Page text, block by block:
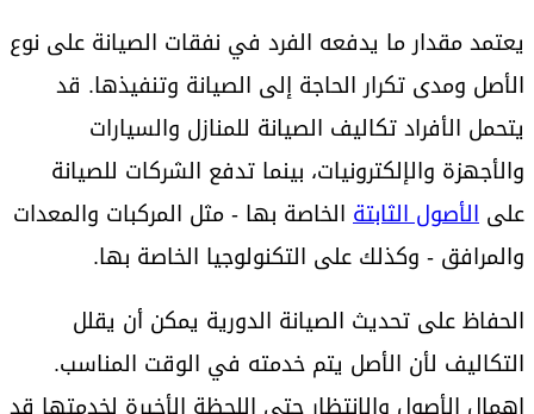
يعتمد مقدار ما يدفعه الفرد في نفقات الصيانة على نوع
الأصل ومدى تكرار الحاجة إلى الصيانة وتنفيذها. قد
يتحمل الأفراد تكاليف الصيانة للمنازل والسيارات
والأجهزة والإلكترونيات، بينما تدفع الشركات للصيانة
على الأصول الثابتة الخاصة بها - مثل المركبات والمعدات
والمرافق - وكذلك على التكنولوجيا الخاصة بها.
الحفاظ على تحديث الصيانة الدورية يمكن أن يقلل
التكاليف لأن الأصل يتم خدمته في الوقت المناسب.